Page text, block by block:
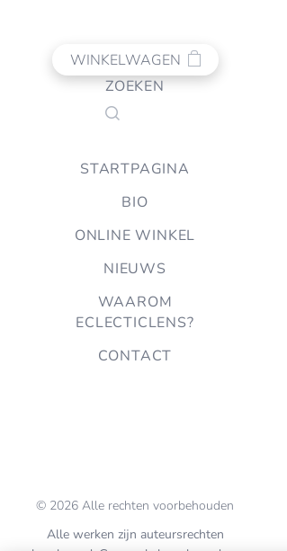
WINKELWAGEN
ZOEKEN
STARTPAGINA
BIO
ONLINE WINKEL
NIEUWS
WAAROM
ECLECTICLENS?
CONTACT
© 2026 Alle rechten voorbehouden
Alle werken zijn auteursrechten